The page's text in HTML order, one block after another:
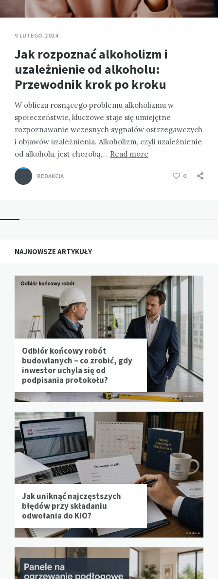
9 LUTEGO, 2024
Jak rozpoznać alkoholizm i
uzależnienie od alkoholu:
Przewodnik krok po kroku
W obliczu rosnącego problemu alkoholizmu w
społeczeństwie, kluczowe staje się umiejętne
rozpoznawanie wczesnych sygnałów ostrzegawczych
i objawów uzależnienia. Alkoholizm, czyli uzależnienie
od alkoholu, jest chorobą,… Read more
REDAKCJA 0
NAJNOWSZE ARTYKUŁY
Odbiór końcowy robót
budowlanych – co zrobić, gdy
inwestor uchyla się od
podpisania protokołu?
Jak uniknąć najczęstszych
błędów przy składaniu
odwołania do KIO?